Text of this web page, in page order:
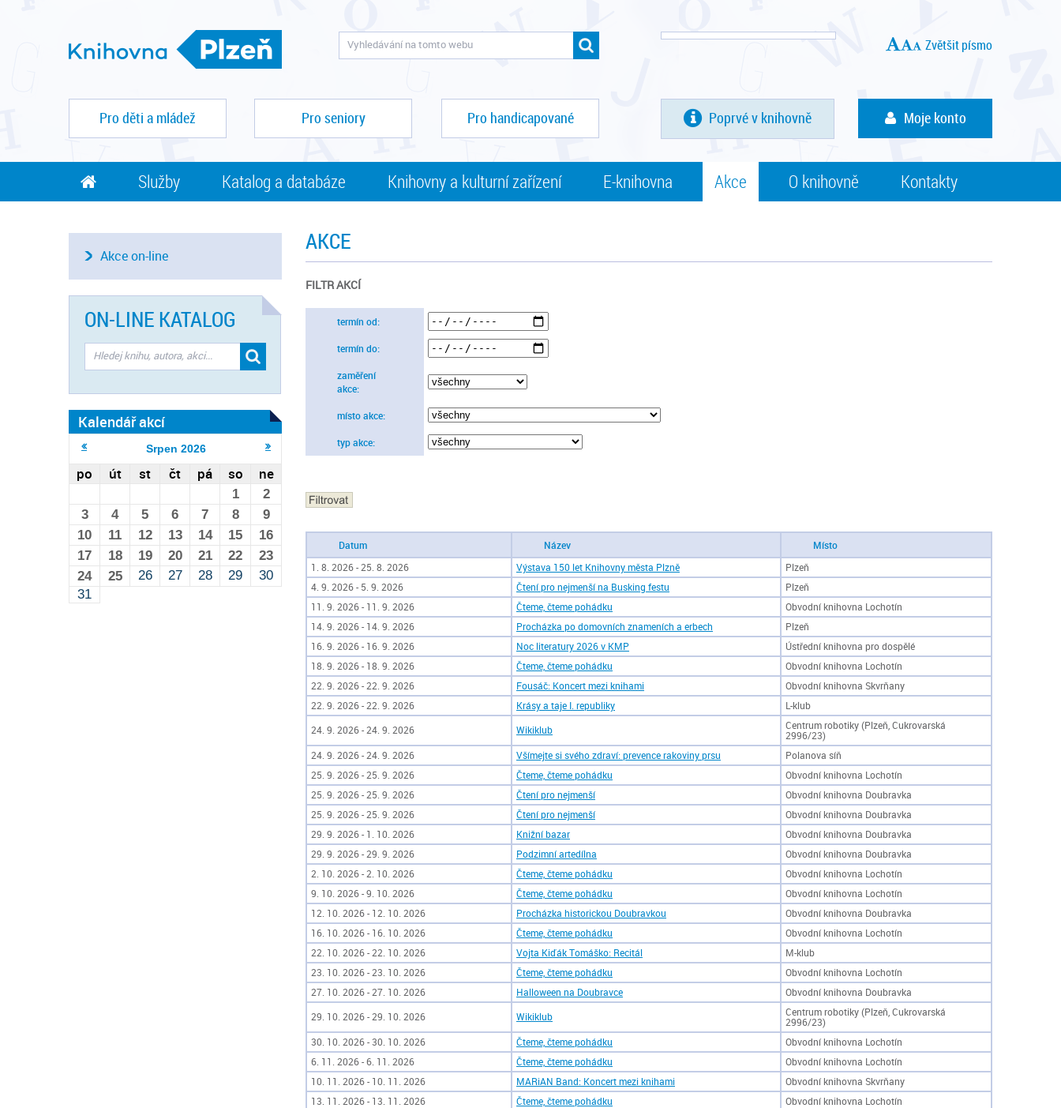
Zvětšit písmo
Pro děti a mládež Pro seniory Pro handicapované Poprvé v knihovně Moje konto
Služby Katalog a databáze Knihovny a kulturní zařízení E-knihovna Akce O knihovně Kontakty
AKCE
FILTR AKCÍ
termín od:
termín do:
zaměření
akce:
místo akce:
typ akce:
Datum Název
Místo
1. 8. 2026 - 25. 8. 2026
Výstava 150 let Knihovny města Plzně
Plzeň
4. 9. 2026 - 5. 9. 2026
Čtení pro nejmenší na Busking festu
Plzeň
11. 9. 2026 - 11. 9. 2026
Čteme, čteme pohádku
Obvodní knihovna Lochotín
14. 9. 2026 - 14. 9. 2026
Procházka po domovních znameních a erbech
Plzeň
16. 9. 2026 - 16. 9. 2026
Noc literatury 2026 v KMP
Ústřední knihovna pro dospělé
18. 9. 2026 - 18. 9. 2026
Čteme, čteme pohádku
Obvodní knihovna Lochotín
22. 9. 2026 - 22. 9. 2026
Fousáč: Koncert mezi knihami
Obvodní knihovna Skvrňany
22. 9. 2026 - 22. 9. 2026
Krásy a taje I. republiky L-klub
24. 9. 2026 - 24. 9. 2026 Wikiklub
Centrum robotiky (Plzeň, Cukrovarská
2996/23)
24. 9. 2026 - 24. 9. 2026
Všímejte si svého zdraví: prevence rakoviny prsu
Polanova síň
25. 9. 2026 - 25. 9. 2026
Čteme, čteme pohádku
Obvodní knihovna Lochotín
25. 9. 2026 - 25. 9. 2026
Čtení pro nejmenší
Obvodní knihovna Doubravka
25. 9. 2026 - 25. 9. 2026
Čtení pro nejmenší
Obvodní knihovna Doubravka
29. 9. 2026 - 1. 10. 2026
Knižní bazar
Obvodní knihovna Doubravka
29. 9. 2026 - 29. 9. 2026
Podzimní artedílna
Obvodní knihovna Doubravka
2. 10. 2026 - 2. 10. 2026
Čteme, čteme pohádku
Obvodní knihovna Lochotín
9. 10. 2026 - 9. 10. 2026
Čteme, čteme pohádku
Obvodní knihovna Lochotín
12. 10. 2026 - 12. 10. 2026
Procházka historickou Doubravkou
Obvodní knihovna Doubravka
16. 10. 2026 - 16. 10. 2026
Čteme, čteme pohádku
Obvodní knihovna Lochotín
22. 10. 2026 - 22. 10. 2026
Vojta Kiďák Tomáško: Recitál
M-klub
23. 10. 2026 - 23. 10. 2026
Čteme, čteme pohádku
Obvodní knihovna Lochotín
27. 10. 2026 - 27. 10. 2026
Halloween na Doubravce Obvodní knihovna Doubravka
29. 10. 2026 - 29. 10. 2026 Wikiklub
Centrum robotiky (Plzeň, Cukrovarská
2996/23)
30. 10. 2026 - 30. 10. 2026
Čteme, čteme pohádku
Obvodní knihovna Lochotín
6. 11. 2026 - 6. 11. 2026
Čteme, čteme pohádku
Obvodní knihovna Lochotín
10. 11. 2026 - 10. 11. 2026
MARiAN Band: Koncert mezi knihami
Obvodní knihovna Skvrňany
13. 11. 2026 - 13. 11. 2026
Čteme, čteme pohádku
Obvodní knihovna Lochotín
Akce on-line
ON-LINE KATALOG
Kalendář akcí
Srpen 2026
po út st čt pá so ne
1
2
3
4 5 6 7 8
9
10
11 12 13 14 15
16
17
18 19 20 21 22
23
24
25 26 27 28 29
30
31